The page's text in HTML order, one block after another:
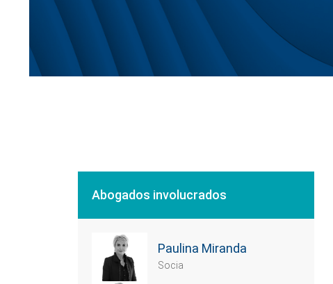
Abogados involucrados
Paulina Miranda
Socia